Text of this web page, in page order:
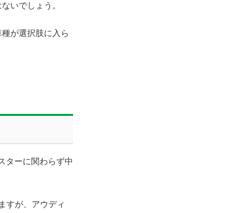
いでしょう。
が選択肢に入ら
ターに関わらず中
すが、アウディ